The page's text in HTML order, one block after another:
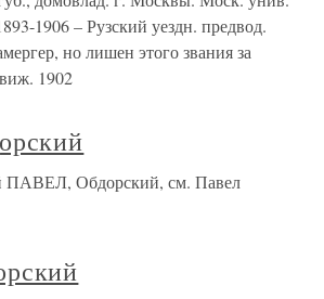
1906 – Рузский уездн. предвод.
но лишен этого звания за
1902
ПАВЕЛ, Обдорский, см. Павел